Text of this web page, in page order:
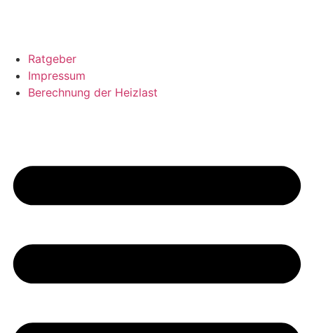
Ratgeber
Impressum
Berechnung der Heizlast